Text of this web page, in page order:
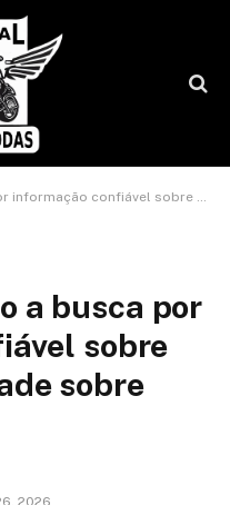
sobre motos e mobilidade sobre duas rodas
a busca por
sobre
sobre
2026